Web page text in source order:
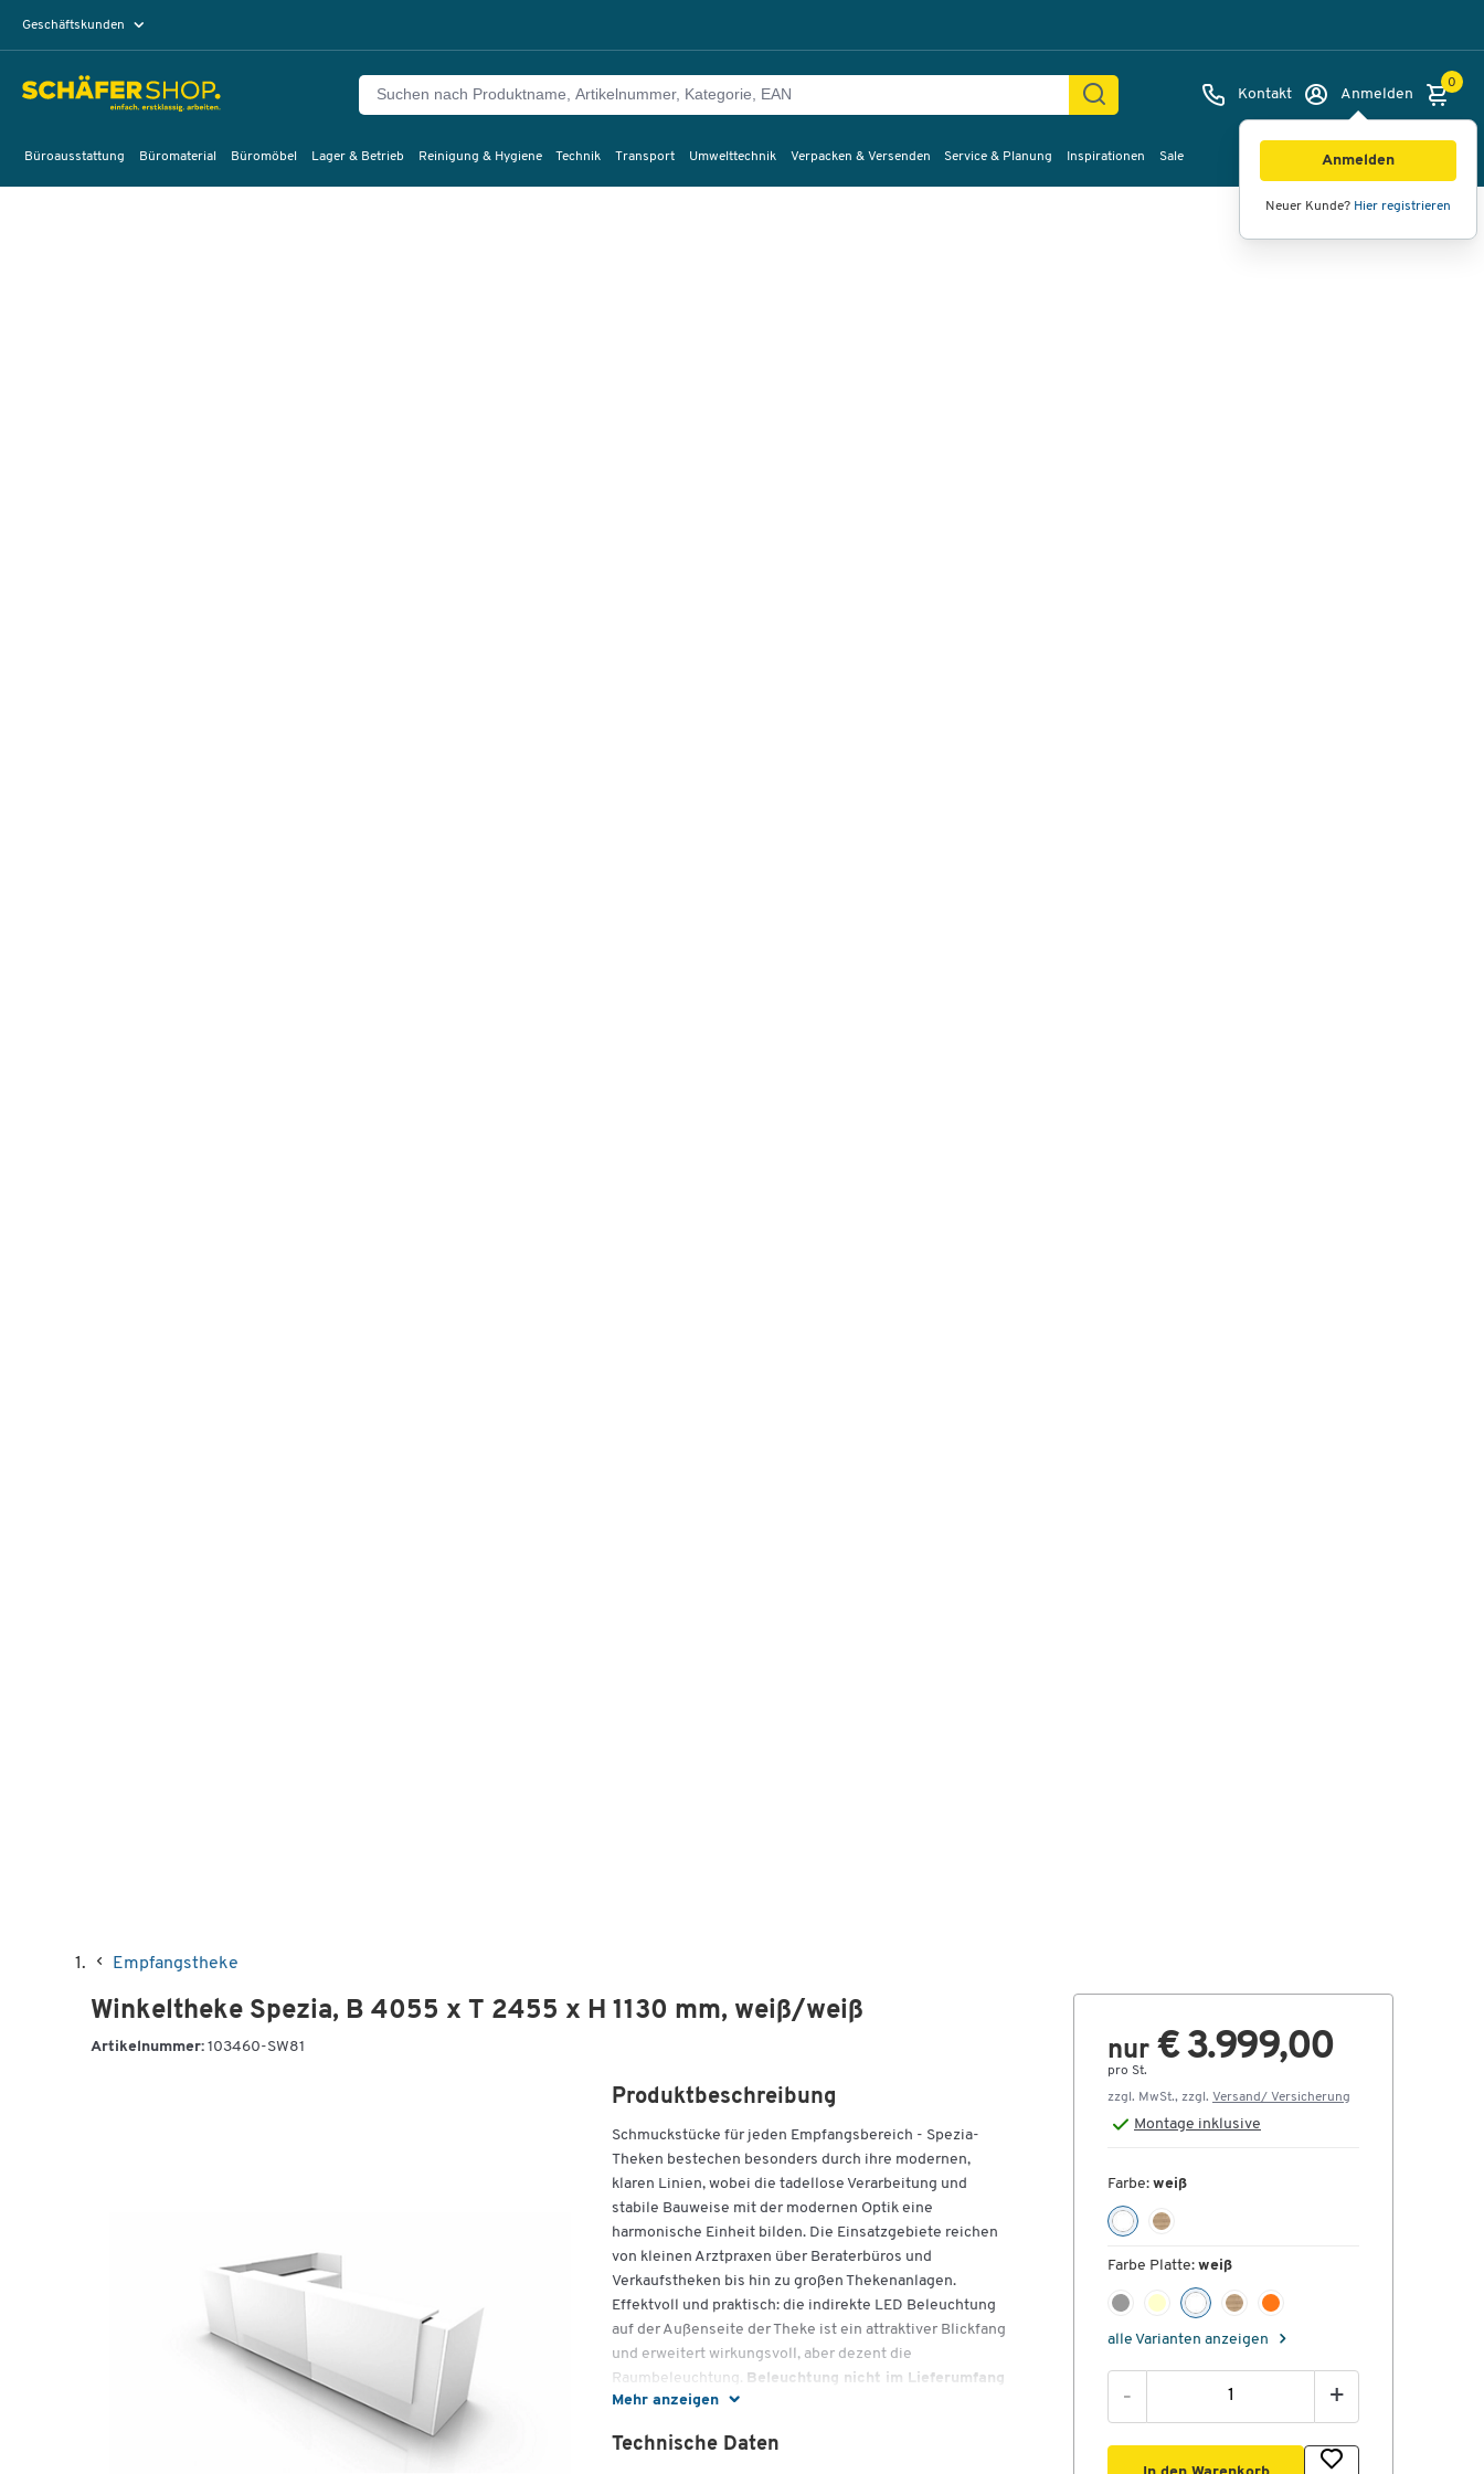
Geschäftskunden
Kontakt Anmelden
Anmelden
Neuer Kunde? Hier registrieren
0
Büroausstattung Büromaterial Büromöbel Lager & Betrieb Reinigung & Hygiene Technik Transport Umwelttechnik Verpacken & Versenden Service & Planung Inspirationen Sale
Empfangstheke
Winkeltheke Spezia, B 4055 x T 2455 x H 1130 mm, weiß/weiß
Artikelnummer: 103460-SW81
Mehr anzeigen
Produktbeschreibung
Schmuckstücke für jeden Empfangsbereich - Spezia-
Theken bestechen besonders durch ihre modernen,
klaren Linien, wobei die tadellose Verarbeitung und
stabile Bauweise mit der modernen Optik eine
harmonische Einheit bilden. Die Einsatzgebiete reichen
von kleinen Arztpraxen über Beraterbüros und
Verkaufstheken bis hin zu großen Thekenanlagen.
Effektvoll und praktisch: die indirekte LED Beleuchtung
auf der Außenseite der Theke ist ein attraktiver Blickfang
und erweitert wirkungsvoll, aber dezent die
Raumbeleuchtung. Beleuchtung nicht im Lieferumfang
enthalten, bitte separat bestellen
Rezeption Spezia Module
Technische Daten
nur € 3.999,00
pro St.
zzgl. MwSt., zzgl. Versand/ Versicherung
Montage inklusive
Farbe: weiß
Farbe Platte: weiß
alle Varianten anzeigen
- +
Bilder Videos 360°-Ansicht